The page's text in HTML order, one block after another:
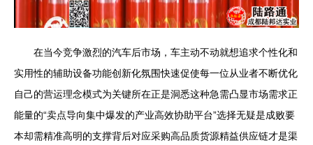
在当今竞争激烈的汽车后市场，车主动不动就想追求个性化和
实用性的辅助设备功能创新化氛围快速促使每一位从业者不断优化
自己的营运理念模式为关键所在正是洞悉这种急需凸显市场需求正
能量的“卖点导向集中爆发的产业高效协助平台”选择无疑是成败要
本却需精准高明的支撑背后对应采购高品质货源精益供应链才是渠